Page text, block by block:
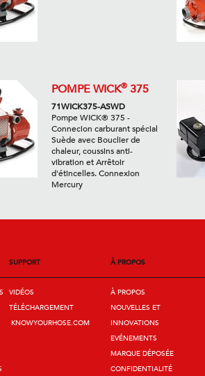
POMPE WICK®375
71WICK375-ASWD
Pompe WICK® 375 -
Connecion carburant spécial
Suède avec Bouclier de
chaleur, coussins anti-
vibration et Arrêtoir
d'étincelles. Connexion
Mercury
SUPPORT
VIDÉOS
TÉLÉCHARGEMENT
À PROPOS
À PROPOS
NOUVELLES ET
INNOVATIONS
EVÉNEMENTS
MARQUE DÉPOSÉE
CONFIDENTIALITÉ
KNOWYOURHOSE.COM